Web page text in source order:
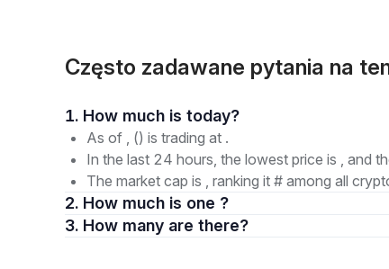
Często zadawane pytania na
1. How much is today?
As of , () is trading at .
In the last 24 hours, the lowest price is , and
The market cap is , ranking it # among all
2. How much is one ?
3. How many are there?